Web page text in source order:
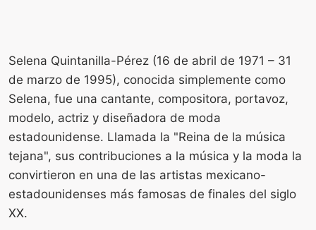
Selena Quintanilla-Pérez (16 de abril de 1971 – 31
de marzo de 1995), conocida simplemente como
Selena, fue una cantante, compositora, portavoz,
modelo, actriz y diseñadora de moda
estadounidense. Llamada la "Reina de la música
tejana", sus contribuciones a la música y la moda la
convirtieron en una de las artistas mexicano-
estadounidenses más famosas de finales del siglo
XX.